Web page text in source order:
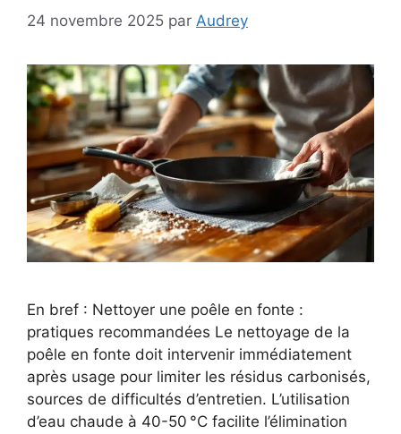
24 novembre 2025 par Audrey
En bref : Nettoyer une poêle en fonte :
pratiques recommandées Le nettoyage de la
poêle en fonte doit intervenir immédiatement
après usage pour limiter les résidus carbonisés,
sources de difficultés d’entretien. L’utilisation
d’eau chaude à 40-50 °C facilite l’élimination